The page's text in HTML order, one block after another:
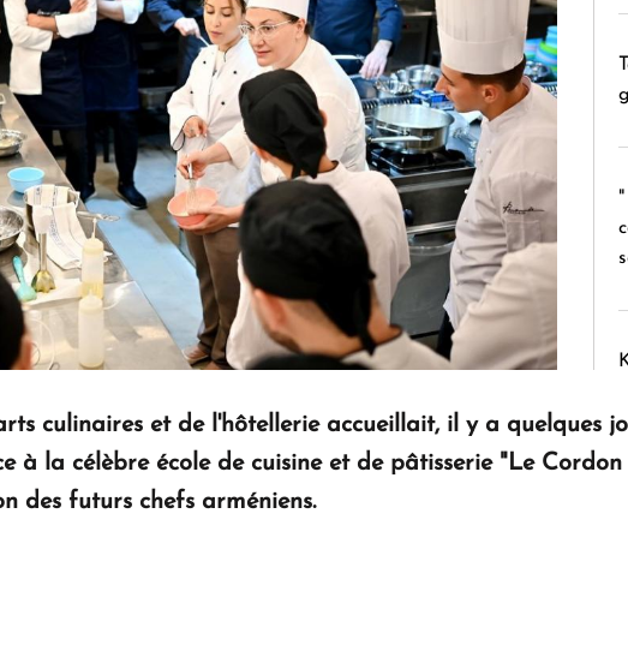
culinaires et de l'hôtellerie accueillait, il y a quelques
à la célèbre école de cuisine et de pâtisserie "Le
des futurs chefs arméniens.